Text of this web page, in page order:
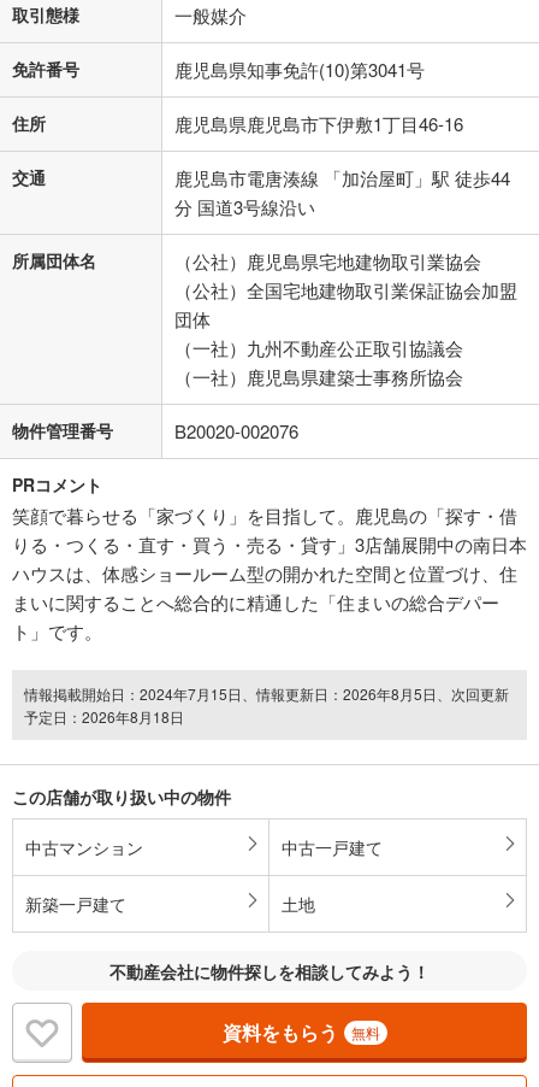
取引態様 一般媒介
免許番号 鹿児島県知事免許(10)第3041号
住所 鹿児島県鹿児島市下伊敷1丁目46-16
交通
鹿児島市電唐湊線 「加治屋町」駅 徒歩44
分 国道3号線沿い
所属団体名
（公社）鹿児島県宅地建物取引業協会
（公社）全国宅地建物取引業保証協会加盟
団体
（一社）九州不動産公正取引協議会
（一社）鹿児島県建築士事務所協会
物件管理番号 B20020-002076
PRコメント
笑顔で暮らせる「家づくり」を目指して。鹿児島の「探す・借
りる・つくる・直す・買う・売る・貸す」3店舗展開中の南日本
ハウスは、体感ショールーム型の開かれた空間と位置づけ、住
まいに関することへ総合的に精通した「住まいの総合デパー
ト」です。
情報掲載開始日：2024年7月15日、情報更新日：2026年8月5日、次回更新
予定日：2026年8月18日
この店舗が取り扱い中の物件
中古マンション 中古一戸建て
新築一戸建て 土地
不動産会社に物件探しを相談してみよう！
資料をもらう 無料